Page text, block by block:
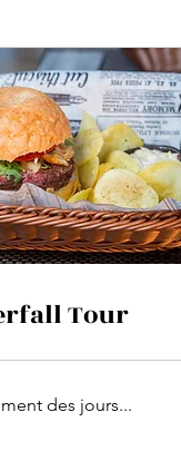
Tour
des jours...